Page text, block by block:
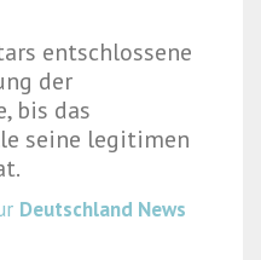
entschlossene
der
bis das
seine legitimen
Deutschland News